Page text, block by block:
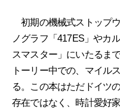
初期の機械式ストップ
ノグラフ「417ES」やカ
スマスター」にいたるま
トーリー中での、マイル
る。この本はただドイツ
存在ではなく、時計愛好